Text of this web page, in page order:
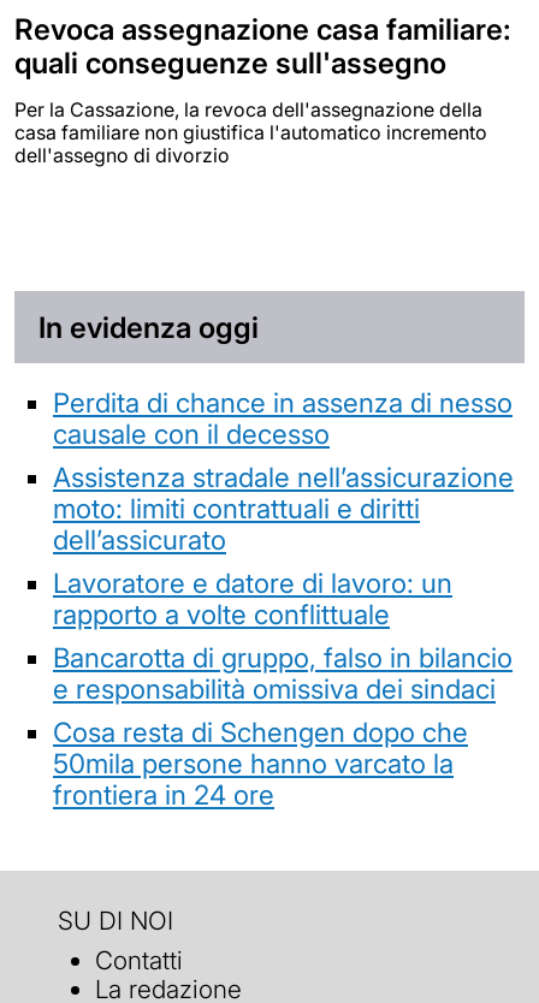
Revoca assegnazione casa familiare:
quali conseguenze sull'assegno
Per la Cassazione, la revoca dell'assegnazione della
casa familiare non giustifica l'automatico incremento
dell'assegno di divorzio
In evidenza oggi
Perdita di chance in assenza di nesso
causale con il decesso
Assistenza stradale nell’assicurazione
moto: limiti contrattuali e diritti
dell’assicurato
Lavoratore e datore di lavoro: un
rapporto a volte conflittuale
Bancarotta di gruppo, falso in bilancio
e responsabilità omissiva dei sindaci
Cosa resta di Schengen dopo che
50mila persone hanno varcato la
frontiera in 24 ore
SU DI NOI
Contatti
La redazione